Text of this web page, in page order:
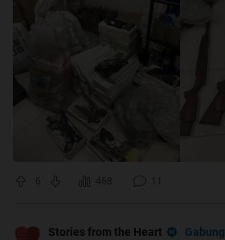
6 468
Stories from the Heart Gabung